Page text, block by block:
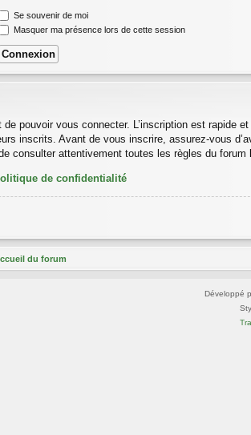
Se souvenir de moi
Masquer ma présence lors de cette session
pouvoir vous connecter. L’inscription est rapide
inscrits. Avant de vous inscrire, assurez-vous
consulter attentivement toutes les règles du forum
de confidentialité
du forum
Développé